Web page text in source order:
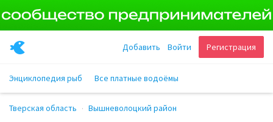
Регистрация
Войти
Добавить
Энциклопедия рыб Все платные водоёмы
Тверская область Вышневолоцкий район